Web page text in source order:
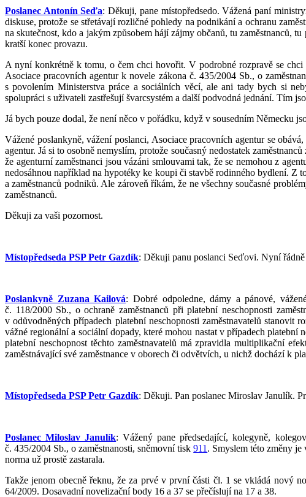
Poslanec Antonín Seďa: Děkuji, pane místopředsedo. Vážená paní
diskuse, protože se střetávají rozličné pohledy na podnikání a ochranu
na skutečnost, kdo a jakým způsobem hájí zájmy občanů, tu zaměstnanců,
kratší konec provazu.
A nyní konkrétně k tomu, o čem chci hovořit. V podrobné rozpravě se
Asociace pracovních agentur k novele zákona č. 435/2004 Sb., o
s povolením Ministerstva práce a sociálních věcí, ale ani tady bych si
spolupráci s uživateli zastřešují švarcsystém a další podvodná jednání. Tím
Já bych pouze dodal, že není něco v pořádku, když v sousedním Německu
Vážené poslankyně, vážení poslanci, Asociace pracovních agentur se
agentur. Já si to osobně nemyslím, protože současný nedostatek
že agenturní zaměstnanci jsou vázáni smlouvami tak, že se nemohou z
nedosáhnou například na hypotéky ke koupi či stavbě rodinného bydlení. Z
a zaměstnanců podniků. Ale zároveň říkám, že ne všechny současné
zaměstnanců.
Děkuji za vaši pozornost.
Místopředseda PSP Petr Gazdík: Děkuji panu poslanci Seďovi. Nyní
Poslankyně Zuzana Kailová: Dobré odpoledne, dámy a pánové,
č. 118/2000 Sb., o ochraně zaměstnanců při platební neschopnosti
v odůvodněných případech platební neschopnosti zaměstnavatelů
vážné regionální a sociální dopady, které mohou nastat v případech
platební neschopnost těchto zaměstnavatelů má zpravidla multiplikační
zaměstnávající své zaměstnance v oborech či odvětvích, u nichž dochází k
Místopředseda PSP Petr Gazdík: Děkuji. Pan poslanec Miroslav Janulík.
Poslanec Miloslav Janulík: Vážený pane předsedající, kolegyně,
č. 435/2004 Sb., o zaměstnanosti, sněmovní tisk911 . Smyslem této změny
norma už prostě zastarala.
Takže jenom obecně řeknu, že za prvé v první části čl. 1 se vkládá nový
64/2009. Dosavadní novelizační body 16 a 37 se přečíslují na 17 a 38.